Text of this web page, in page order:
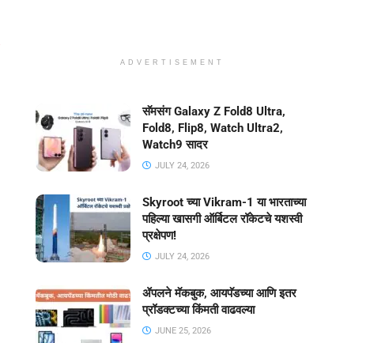
ADVERTISEMENT
सॅमसंग Galaxy Z Fold8 Ultra,
Fold8, Flip8, Watch Ultra2,
Watch9 सादर
JULY 24, 2026
Skyroot च्या Vikram-1 या भारताच्या
पहिल्या खासगी ऑर्बिटल रॉकेटचे यशस्वी
प्रक्षेपण!
JULY 24, 2026
ॲपलने मॅकबुक, आयपॅडच्या आणि इतर
प्रॉडक्टच्या किंमती वाढवल्या
JUNE 25, 2026